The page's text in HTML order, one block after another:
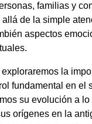
familias y
de la simple
aspectos
la
fundamental en el
su evolución a lo
orígenes en la